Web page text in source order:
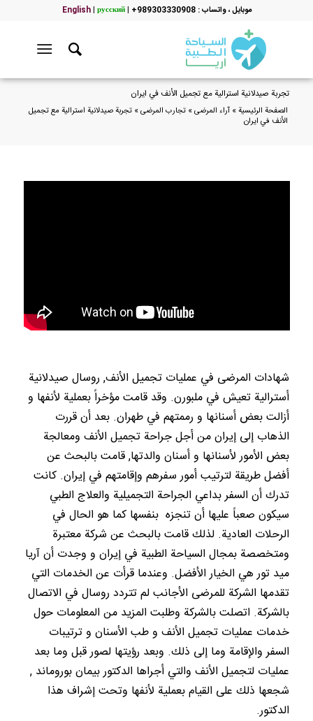
موبایل ، واتساب : 989303330908+ |
English| русский
تجربة صيدلانية استرالية مع تجميل الأنف في ايران
الصفحة الرئيسية» آراء المرضى» تجارب المرضى» تجربة صيدلانية استرالية مع تجميل
الأنف في ايران
شهادات المرضى في عمليات تجميل الأنف, روسال صيدلانية
أسترالية تعيش في ملبورن. وقد قامت مؤخراً بعملية لأنفها و
أزالت بعض أسنانها و رممتهم في طهران. بعد أن قررت
الذهاب إلى إيران من أجل جراحة تجميل الأنف ومعالجة
بعض الأمور لأسنانها و أسنان والدتها, قامت بالبحث عن
أفضل طريقة لترتيب أمور سفرهم وإقامتهم في إيران. كانت
تدرك أن السفر بداعي الجراحة التجميلية والعلاج الطبي
سيكون صعباً عليها أن تنجزه بنفسها كما هو الحال في
الرحلات العادية. لذلك قامت بالبحث عن شركة معتبرة
ومتخصصة بمجال السياحة الطبية في إيران و وجدت أن آريا
ميد تور هي الخيار الأفضل. وعندما قرأت عن الخدمات التي
تقدمها الشركة للمرضى الأجانب لم تتردد روسال في الاتصال
بالشركة. اتصلت بالشركة وطلبت المزيد من المعلومات حول
خدمات عمليات تجميل الأنف و طب الأسنان و ترتيبات
السفر والإقامة وما إلى ذلك. وبعد رؤيتها لصور قبل وما بعد
عمليات لتجميل الأنف والتي أجراها الدكتور بيمان بوروماند ,
شجعها ذلك على القيام بعملية لأنفها وتحت إشراف هذا
الدكتور.